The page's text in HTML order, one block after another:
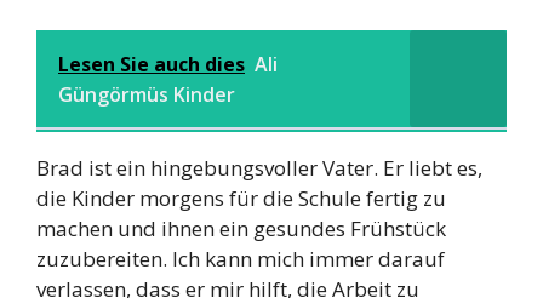
Lesen Sie auch dies Ali
Güngörmüs Kinder
Brad ist ein hingebungsvoller Vater. Er liebt es,
die Kinder morgens für die Schule fertig zu
machen und ihnen ein gesundes Frühstück
zuzubereiten. Ich kann mich immer darauf
verlassen, dass er mir hilft, die Arbeit zu